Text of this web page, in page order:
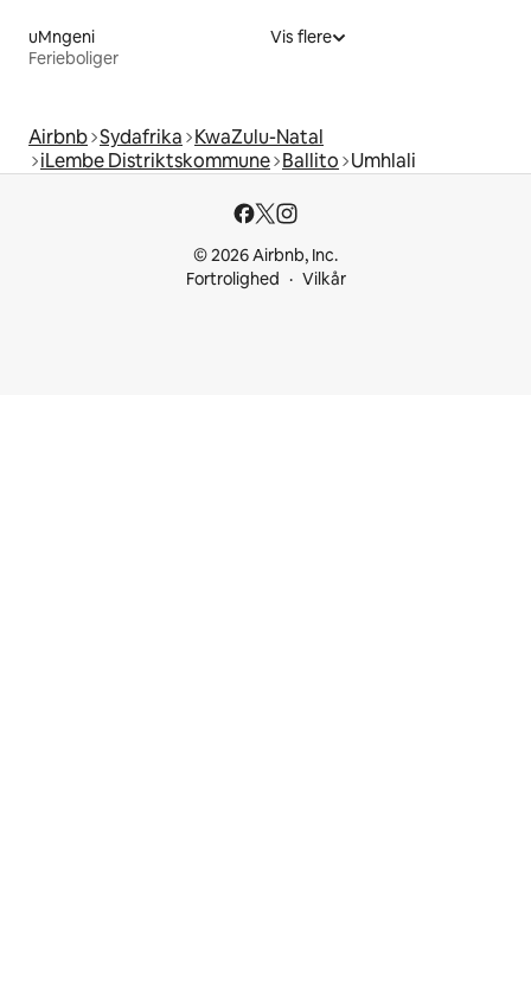
uMngeni
Ferieboliger
Vis flere
Airbnb Sydafrika KwaZulu-Natal
iLembe Distriktskommune Ballito Umhlali
© 2026 Airbnb, Inc.
Fortrolighed
Vilkår